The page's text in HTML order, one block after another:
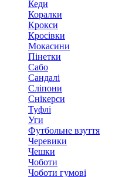
Кеди
Коралки
Крокси
Кросівки
Мокасини
Пінетки
Сабо
Сандалі
Сліпони
Снікерси
Туфлі
Уги
Футбольне взуття
Черевики
Чешки
Чоботи
Чоботи гумові